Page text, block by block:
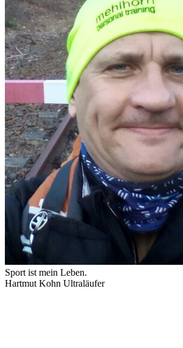
Sport ist mein Leben.
Hartmut Kohn Ultraläufer